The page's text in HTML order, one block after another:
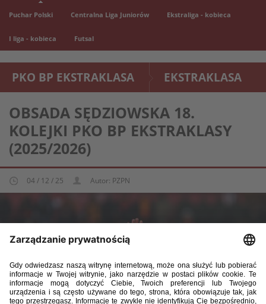
Puchar Polski Centralna Liga Juniorów Ekstraliga - kobieca
I liga - kobieca Futsal
PKO BP EKSTRAKLASA EKSTRAKLASA
OBSADA SĘDZIOWSKA 18.
KOLEJKI PKO BP EKSTRAKLASY
(2025/2026)
04 / 12 / 25 Autor: PZPN